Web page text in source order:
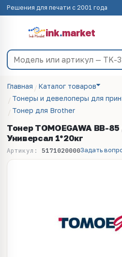
Решения для печати с 2001 года
ink.market
Главная
Каталог товаров
Тонеры и девелоперы для
Тонер для Brother
Тонер TOMOEGAWA BB-85
Универсал 1*20кг
Артикул: 5171020000Задать